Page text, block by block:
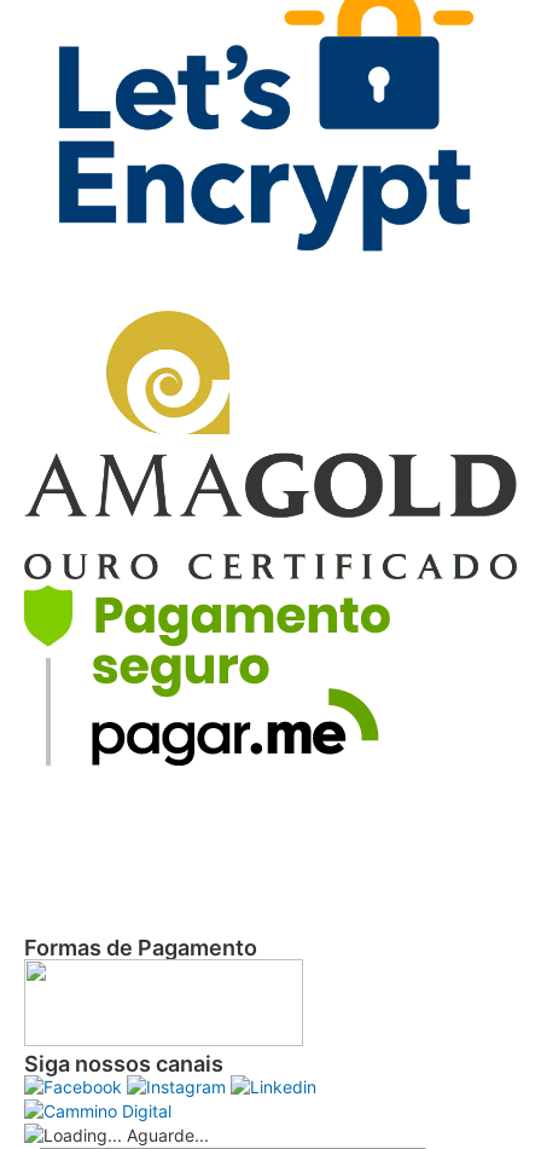
Formas de Pagamento
Siga nossos canais
Aguarde...